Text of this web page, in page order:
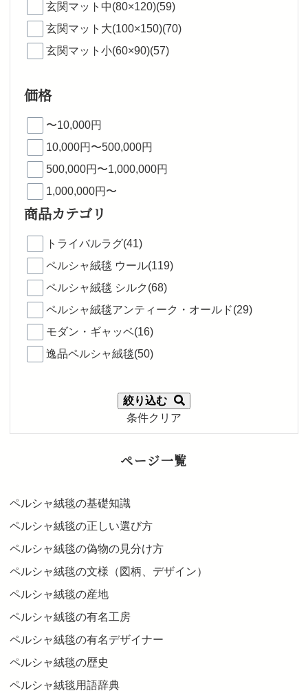
玄関マット中(80×120)(59)
玄関マット大(100×150)(70)
玄関マット小(60×90)(57)
価格
〜10,000円
10,000円〜500,000円
500,000円〜1,000,000円
1,000,000円〜
商品カテゴリ
トライバルラグ(41)
ペルシャ絨毯 ウール(119)
ペルシャ絨毯 シルク(68)
ペルシャ絨毯アンティーク・オールド(29)
モダン・ギャッベ(16)
逸品ペルシャ絨毯(50)
絞り込む
条件クリア
ページ一覧
ペルシャ絨毯の基礎知識
ペルシャ絨毯の正しい選び方
ペルシャ絨毯の偽物の見分け方
ペルシャ絨毯の文様（図柄、デザイン）
ペルシャ絨毯の産地
ペルシャ絨毯の有名工房
ペルシャ絨毯の有名デザイナー
ペルシャ絨毯の歴史
ペルシャ絨毯用語辞典